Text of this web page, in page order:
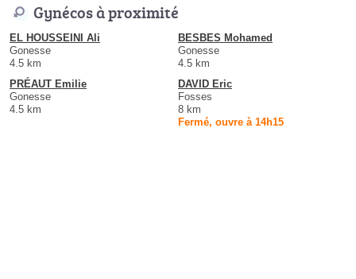
Gynécos à proximité
EL HOUSSEINI Ali
Gonesse
4.5 km
BESBES Mohamed
Gonesse
4.5 km
PRÉAUT Emilie
Gonesse
4.5 km
DAVID Eric
Fosses
8 km
Fermé, ouvre à 14h15